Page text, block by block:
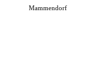
Mammendorf